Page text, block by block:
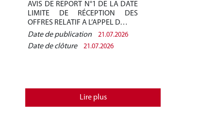
AVIS DE REPORT N°1 DE LA DATE
LIMITE DE RÉCEPTION DES
OFFRES RELATIF A L’APPEL D…
Date de publication
21.07.2026
Date de clôture 21.07.2026
Lire plus